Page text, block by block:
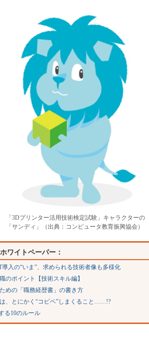
「3Dプリンター活用技術検定試験」キャラクターの
「サンディ」（出典：コンピュータ教育振興協会）
ワイトペーパー：
入の“いま”、求められる技術者像も多様化
のポイント【技術スキル編】
めの「職務経歴書」の書き方
、とにかく“コピペ”しまくること……!?
る10のルール